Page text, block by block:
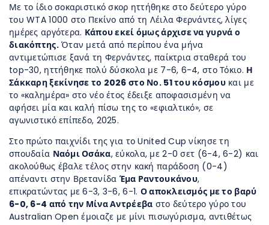
Με το ίδιο σοκαριστικό σκορ ηττήθηκε στο δεύτερο γύρο
του WTA 1000 στο Πεκίνο από τη Λέιλα Φερνάντες, λίγες
ημέρες αργότερα. Κάπου εκεί όμως άρχισε να γυρνά ο
διακόπτης.Όταν μετά από περίπου ένα μήνα
αντιμετώπισε ξανά τη Φερνάντες, παίκτρια σταθερά του
top-30, ηττήθηκε πολύ δύσκολα με 7-6, 6-4, στο Τόκιο. Η
Σάκκαρη ξεκίνησε το 2026 στο Νο. 51 του κόσμουκαι με
το «καλημέρα» στο νέο έτος έδειξε αποφασισμένη να
αφήσει μία και καλή πίσω της το «εφιαλτικό», σε
αγωνιστικό επίπεδο, 2025.
Στο πρώτο παιχνίδι της για το United Cup νίκησε τη
σπουδαία Ναόμι Οσάκα, εύκολα, με 2-0 σετ (6-4, 6-2) και
ακολούθως έβαλε τέλος στην κακή παράδοση (0-4)
απέναντι στην Βρετανίδα Έμα Ραντουκάνου,
επικρατώντας με 6-3, 3-6, 6-1. Ο αποκλεισμός με το βαρύ
6-0, 6-4 από την Μίνα Αντρέεβα στο δεύτερο γύρο του
Australian Open έμοιαζε με μίνι πισωγύρισμα, αντιθέτως